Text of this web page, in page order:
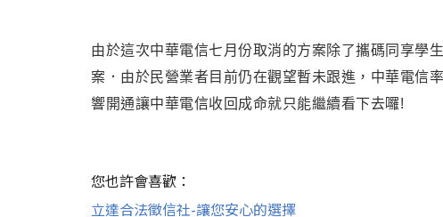
由於這次中華電信七月份取消的方案除了攜碼同享學
案 ．由於民營業者目前仍在觀望暫未跟進 ，中華電信
響開通讓中華電信收回成命就只能繼續看下去囉!
您也許會喜歡：
立達合法徵信社-讓您安心的選擇